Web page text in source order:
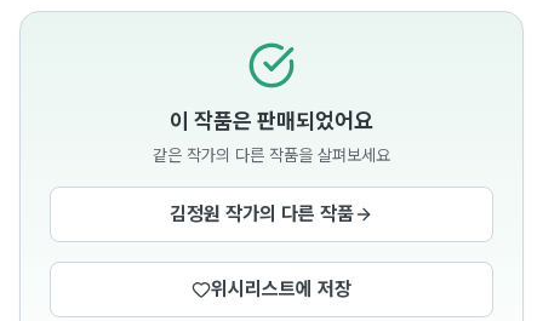
이 작품은 판매되었어요
같은 작가의 다른 작품을 살펴보세요
김정원 작가의 다른 작품
위시리스트에 저장